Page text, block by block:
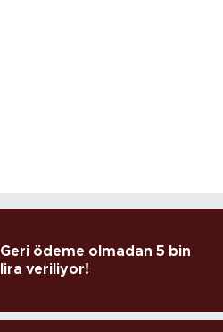
Geri ödeme olmadan 5 bin
lira veriliyor!